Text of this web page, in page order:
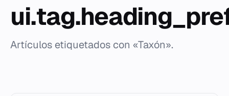
Artículos etiquetados con «Taxón».